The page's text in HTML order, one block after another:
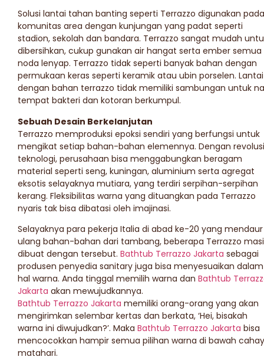
Solusi lantai tahan banting seperti Terrazzo digunakan pada
komunitas area dengan kunjungan yang padat seperti
stadion, sekolah dan bandara. Terrazzo sangat mudah
dibersihkan, cukup gunakan air hangat serta ember semua
noda lenyap. Terrazzo tidak seperti banyak bahan dengan
permukaan keras seperti keramik atau ubin porselen. Lantai
dengan bahan terrazzo tidak memiliki sambungan untuk
tempat bakteri dan kotoran berkumpul.
Sebuah Desain Berkelanjutan
Terrazzo memproduksi epoksi sendiri yang berfungsi untuk
mengikat setiap bahan-bahan elemennya. Dengan revolusi
teknologi, perusahaan bisa menggabungkan beragam
material seperti seng, kuningan, aluminium serta agregat
eksotis selayaknya mutiara, yang terdiri serpihan-serpihan
kerang. Fleksibilitas warna yang dituangkan pada Terrazzo
nyaris tak bisa dibatasi oleh imajinasi.
Selayaknya para pekerja Italia di abad ke-20 yang mendaur
ulang bahan-bahan dari tambang, beberapa Terrazzo
dibuat dengan tersebut. Bathtub Terrazzo Jakarta sebagai
produsen penyedia sanitary juga bisa menyesuaikan dalam
hal warna. Anda tinggal memilih warna dan Bathtub
Jakarta akan mewujudkannya.
Bathtub Terrazzo Jakarta memiliki orang-orang yang akan
mengirimkan selembar kertas dan berkata, ‘Hei, bisakah
warna ini diwujudkan?’. Maka Bathtub Terrazzo Jakarta bisa
mencocokkan hampir semua pilihan warna di bawah
matahari.